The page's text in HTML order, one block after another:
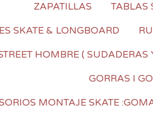
ZAPATILLAS TABLAS
SKATE & LONGBOARD
HOMBRE ( SUDADERAS
GORRAS I
MONTAJE SKATE